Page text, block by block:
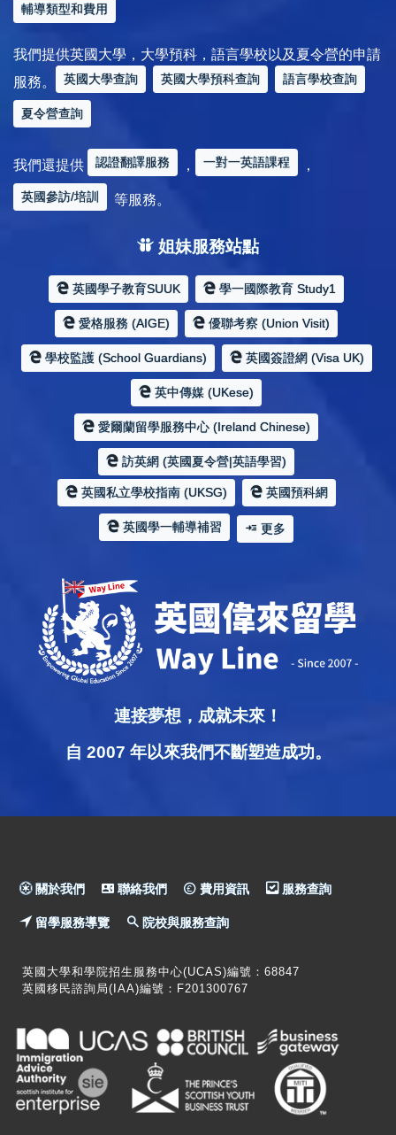
輔導類型和費用
我們提供英國大學，大學預科，語言學校以及夏令營的申請
服務。
英國大學查詢 英國大學預科查詢 語言學校查詢
夏令營查詢
我們還提供 認證翻譯服務 ， 一對一英語課程 ，
英國參訪/培訓 等服務。
姐妹服務站點
英國學子教育SUUK 學一國際教育 Study1
愛格服務 (AIGE) 優聯考察 (Union Visit)
學校監護 (School Guardians) 英國簽證網 (Visa UK)
英中傳媒 (UKese)
愛爾蘭留學服務中心 (Ireland Chinese)
訪英網 (英國夏令營|英語學習)
英國私立學校指南 (UKSG) 英國預科網
英國學一輔導補習 更多
連接夢想，成就未來！
自 2007 年以來我們不斷塑造成功。
關於我們 聯絡我們 費用資訊 服務查詢
留學服務導覽 院校與服務查詢
英國大學和學院招生服務中心(UCAS)編號：68847
英國移民諮詢局(IAA)編號：F201300767